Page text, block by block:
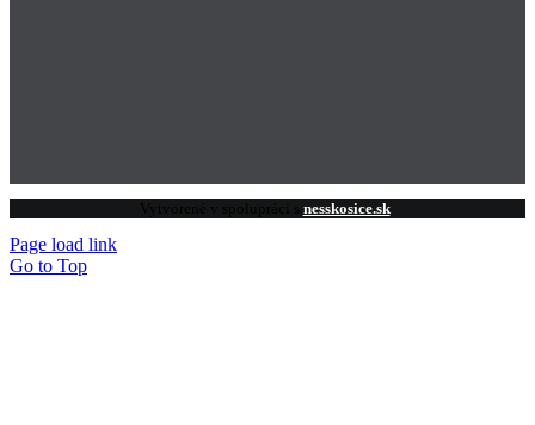
nesskosice.sk
Page load link
Go to Top